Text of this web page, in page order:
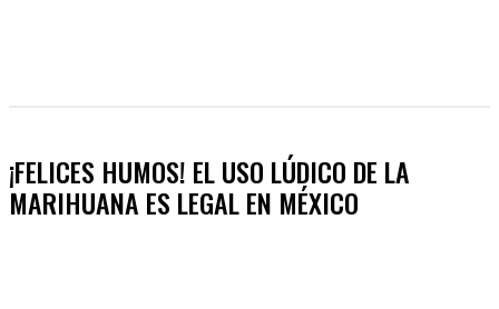
¡FELICES HUMOS! EL USO LÚDICO DE LA
MARIHUANA ES LEGAL EN MÉXICO